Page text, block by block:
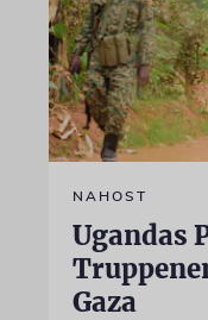
NAHOST
Ugandas
Gaza